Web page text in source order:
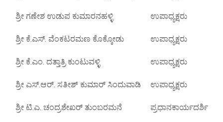
ಶ್ರೀ ಗಣೇಶ ಉಡುಪ ಕುಮಾರನಹಳ್ಳಿ ಉಪಾಧ್ಯಕ್ಷರು
ಶ್ರೀ ಕೆ.ಎಸ್. ವೆಂಕಟರಮಣ ಕೊಕ್ಕೋಡು ಉಪಾಧ್ಯಕ್ಷರು
ಶ್ರೀ ಕೆ.ಎಂ. ದತ್ತಾತ್ರಿ ಕುಂಟುವಳ್ಳಿ ಉಪಾಧ್ಯಕ್ಷರು
ಶ್ರೀ ಎಸ್.ಆರ್. ಸತೀಶ್ ಕುಮಾರ್ ಸಿಂದುವಾಡಿ ಉಪಾಧ್ಯಕ್ಷರು
ಶ್ರೀ ಟಿ.ಎ. ಚಂದ್ರಶೇಖರ್ ತುಂಬರಮನೆ ಪ್ರಧಾನಕಾರ್ಯದರ್ಶಿ